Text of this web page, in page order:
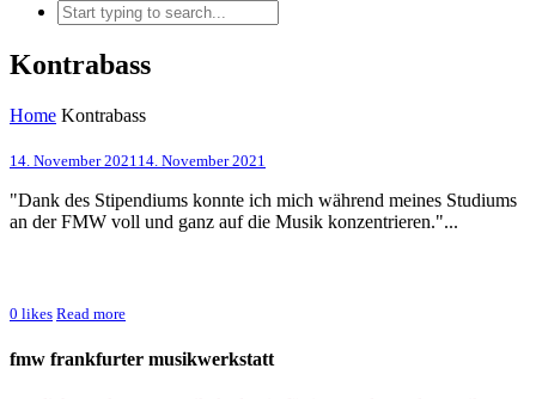
Kontrabass
Home Kontrabass
14. November 2021 14. November 2021
"Dank des Stipendiums konnte ich mich während meines Studiums
an der FMW voll und ganz auf die Musik konzentrieren."...
0 likes Read more
fmw frankfurter musikwerkstatt